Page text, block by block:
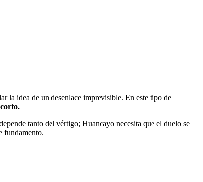
la idea de un desenlace imprevisible. En este tipo de
tanto del vértigo; Huancayo necesita que el duelo se
fundamento.